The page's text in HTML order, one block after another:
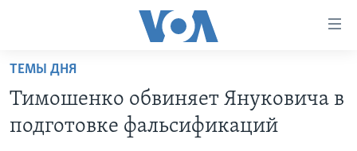
Перейти
основной
контент
ТЕМЫ ДНЯ
Тимошенко обвиняет Януковича в
подготовке фальсификаций